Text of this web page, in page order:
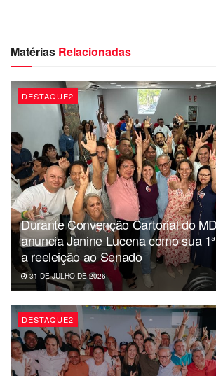
Matérias Relacionadas
DESTAQUE2
Durante Convenção Cartorial do
anuncia Janine Lucena como sua
a reeleição ao Senado
31 DE JULHO DE 2026
DESTAQUE2